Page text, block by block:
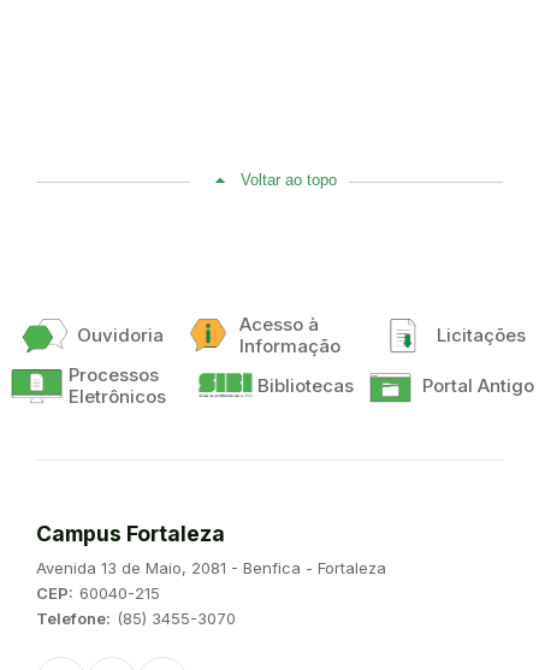
Voltar ao topo
Ouvidoria
Acesso à
Informação
Licitações
Processos
Eletrônicos
Bibliotecas Portal Antigo
Campus Fortaleza
Endereço:
Avenida 13 de Maio, 2081 - Benfica - Fortaleza
CEP: 60040-215
Telefone: (85) 3455-3070